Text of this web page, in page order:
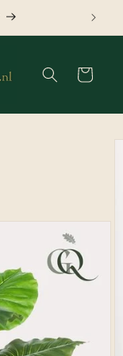
Winkelwagen